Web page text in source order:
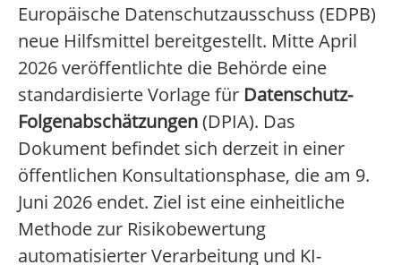
Europäische Datenschutzausschuss (EDPB)
neue Hilfsmittel bereitgestellt. Mitte April
2026 veröffentlichte die Behörde eine
standardisierte Vorlage für Datenschutz-
Folgenabschätzungen(DPIA). Das
Dokument befindet sich derzeit in einer
öffentlichen Konsultationsphase, die am 9.
Juni 2026 endet. Ziel ist eine einheitliche
Methode zur Risikobewertung
automatisierter Verarbeitung und KI-